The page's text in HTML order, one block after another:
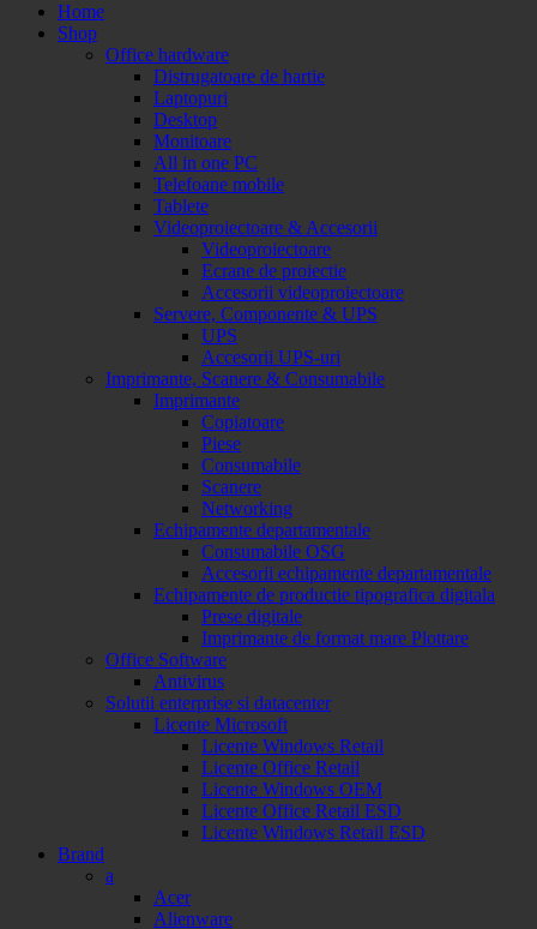
Home
Shop
Office hardware
Distrugatoare de hartie
Laptopuri
Desktop
Monitoare
All in one PC
Telefoane mobile
Tablete
Videoproiectoare & Accesorii
Videoproiectoare
Ecrane de proiectie
Accesorii videoproiectoare
Servere, Componente & UPS
UPS
Accesorii UPS-uri
Imprimante, Scanere & Consumabile
Imprimante
Copiatoare
Piese
Consumabile
Scanere
Networking
Echipamente departamentale
Consumabile OSG
Accesorii echipamente departamentale
Echipamente de productie tipografica digitala
Prese digitale
Imprimante de format mare Plottare
Office Software
Antivirus
Solutii enterprise si datacenter
Licente Microsoft
Licente Windows Retail
Licente Office Retail
Licente Windows OEM
Licente Office Retail ESD
Licente Windows Retail ESD
Brand
a
Acer
Alienware